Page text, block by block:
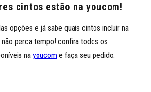
cintos estão na youcom!
opções e já sabe quais cintos incluir na
não perca tempo! confira todos os
na youcom e faça seu pedido.